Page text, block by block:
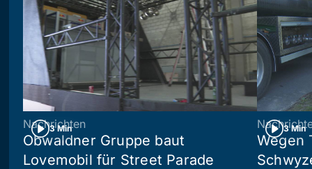
3 Min
Nachrichten
Obwaldner Gruppe baut
Lovemobil für Street Parade
3 Min
Wegen